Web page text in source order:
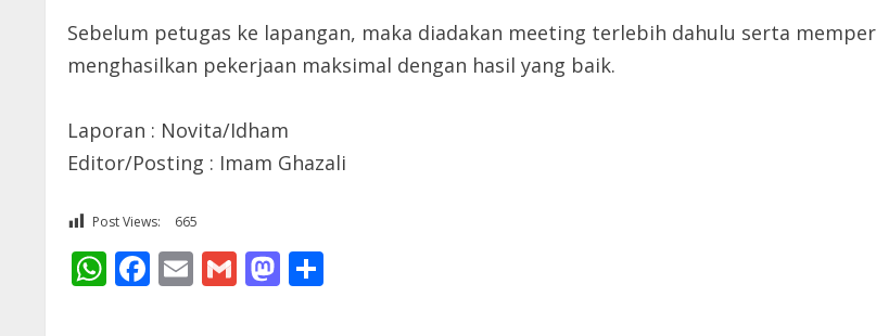
Sebelum petugas ke lapangan, maka diadakan meeting terlebih dahulu serta
menghasilkan pekerjaan maksimal dengan hasil yang baik.
Laporan : Novita/Idham
Editor/Posting : Imam Ghazali
Post Views: 665
WhatsApp
Facebook
EmailGmailMastodon